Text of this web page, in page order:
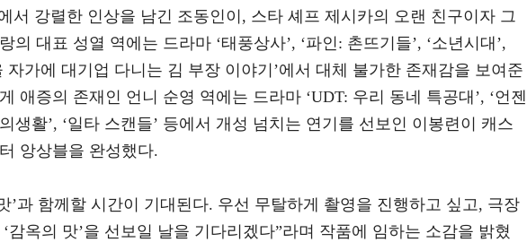
서 강렬한 인상을 남긴 조동인이, 스타 셰프 제시카의 오랜 친구이자 그
의 대표 성열 역에는 드라마 ‘태풍상사’, ‘파인: 촌뜨기들’, ‘소년시대’,
자가에 대기업 다니는 김 부장 이야기’에서 대체 불가한 존재감을 보여준
애증의 존재인 언니 순영 역에는 드라마 ‘UDT: 우리 동네 특공대’, ‘언젠
생활’, ‘일타 스캔들’ 등에서 개성 넘치는 연기를 선보인 이봉련이 캐스
앙상블을 완성했다.
’과 함께할 시간이 기대된다. 우선 무탈하게 촬영을 진행하고 싶고, 극장
감옥의 맛’을 선보일 날을 기다리겠다”라며 작품에 임하는 소감을 밝혔